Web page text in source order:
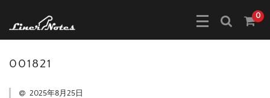
0
001821
2025年8月25日